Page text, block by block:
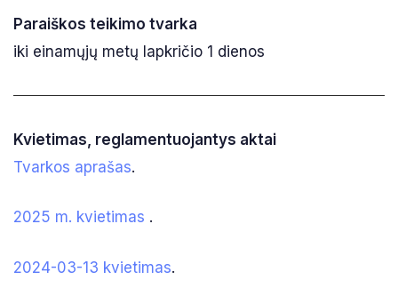
Paraiškos teikimo tvarka
iki einamųjų metų lapkričio 1 dienos
Kvietimas, reglamentuojantys aktai
Tvarkos aprašas.
2025 m. kvietimas .
2024-03-13 kvietimas.